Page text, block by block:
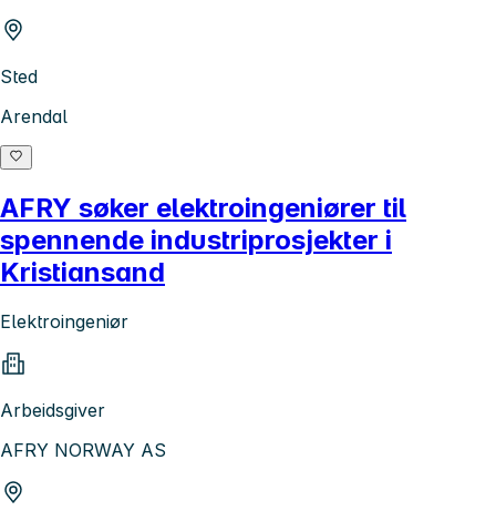
Sted
Arendal
AFRY søker elektroingeniører til
spennende industriprosjekter i
Kristiansand
Elektroingeniør
Arbeidsgiver
AFRY NORWAY AS